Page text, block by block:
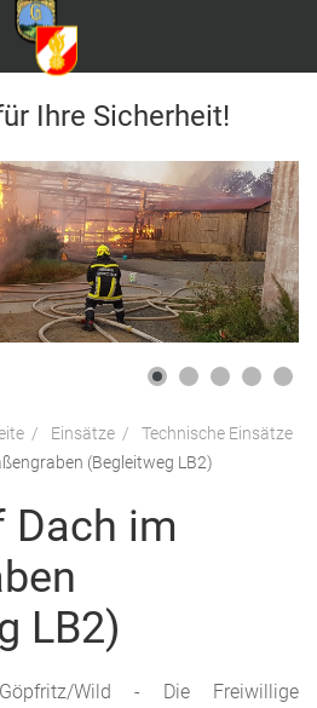
Ihre Sicherheit!
Einsätze
Technische Einsätze
(Begleitweg LB2)
Dach im
LB2)
Göpfritz/Wild - Die Freiwillige